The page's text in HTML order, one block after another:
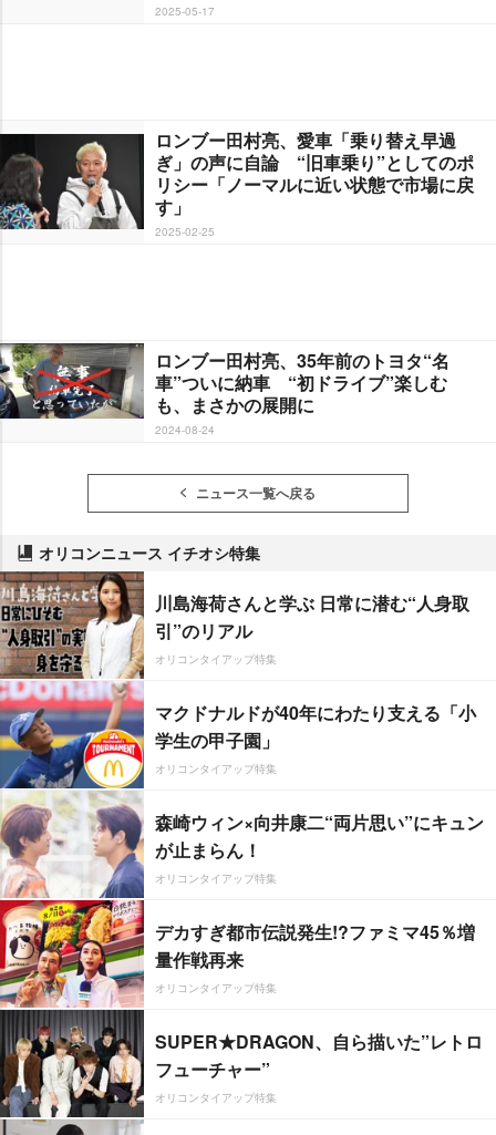
2025-05-17
ロンブー田村亮、愛車「乗り替え早過
ぎ」の声に自論 “旧車乗り”としてのポ
リシー「ノーマルに近い状態で市場に戻
す」
2025-02-25
ロンブー田村亮、35年前のトヨタ“名
車”ついに納車 “初ドライブ”楽しむ
も、まさかの展開に
2024-08-24
ニュース一覧へ戻る
オリコンニュース イチオシ特集
川島海荷さんと学ぶ 日常に潜む“人身取
引”のリアル
オリコンタイアップ特集
マクドナルドが40年にわたり支える「小
学生の甲子園」
オリコンタイアップ特集
森崎ウィン×向井康二“両片思い”にキュン
が止まらん！
オリコンタイアップ特集
デカすぎ都市伝説発生!?ファミマ45％増
量作戦再来
オリコンタイアップ特集
SUPER★DRAGON、自ら描いた”レトロ
フューチャー”
オリコンタイアップ特集